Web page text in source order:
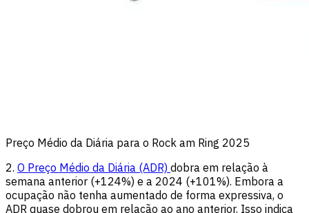
Preço Médio da Diária para o Rock am Ring 2025
2. O Preço Médio da Diária (ADR) dobra em relação à
semana anterior (+124%) e a 2024 (+101%). Embora a
ocupação não tenha aumentado de forma expressiva, o
ADR quase dobrou em relação ao ano anterior. Isso indica